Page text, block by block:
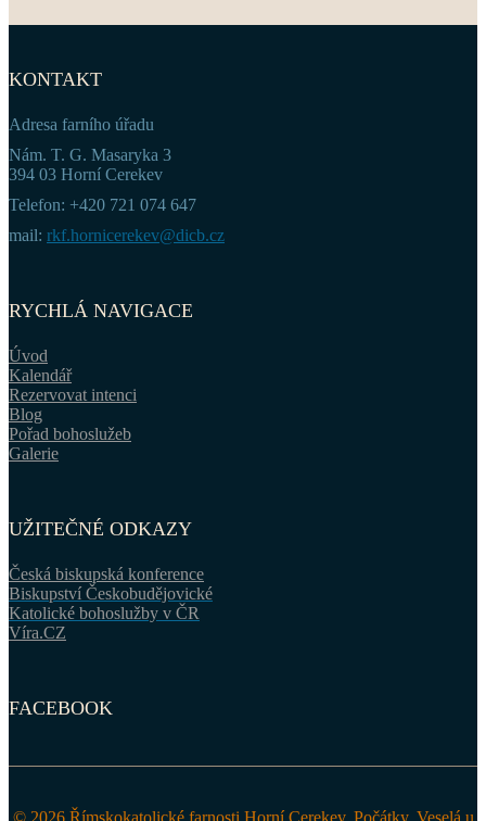
KONTAKT
Adresa farního úřadu
Nám. T. G. Masaryka 3
394 03 Horní Cerekev
Telefon: +420 721 074 647
mail: rkf.hornicerekev@dicb.cz
RYCHLÁ NAVIGACE
Úvod
Kalendář
Rezervovat intenci
Blog
Pořad bohoslužeb
Galerie
UŽITEČNÉ ODKAZY
Česká biskupská konference
Biskupství Českobudějovické
Katolické bohoslužby v ČR
Víra.CZ
FACEBOOK
© 2026 Římskokatolické farnosti Horní Cerekev, Počátky, Veselá u